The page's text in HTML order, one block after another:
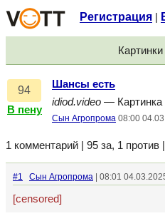
Регистрация
94
В пену
Шансы есть
idiod.video —
Сын Агропрома 08:00
1 комментарий | 95 за, 1 против
#1 Сын Агропрома | 08:01
[censored]